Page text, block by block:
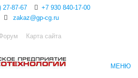
27-87-67
+7 930 840-17-00
zakaz@gp-cg.ru
Карта сайта
МЕНЮ